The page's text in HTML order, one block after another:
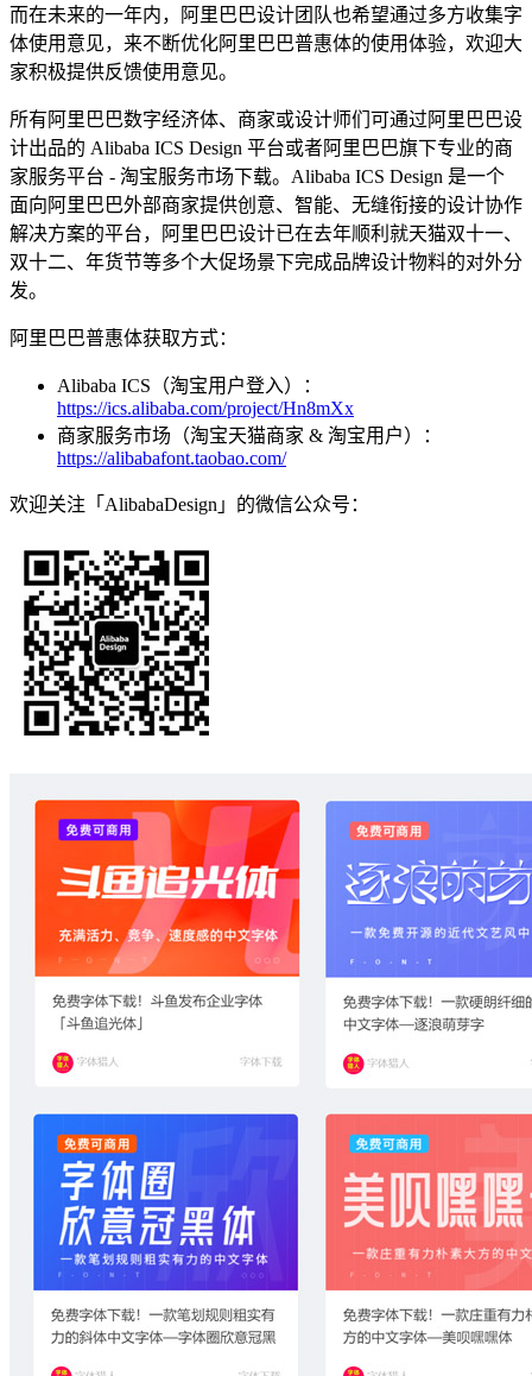
而在未来的一年内，阿里巴巴设计团队也希望通过多方收集字
体使用意见，来不断优化阿里巴巴普惠体的使用体验，欢迎大
家积极提供反馈使用意见。
所有阿里巴巴数字经济体、商家或设计师们可通过阿里巴巴设
计出品的 Alibaba ICS Design 平台或者阿里巴巴旗下专业的商
家服务平台 - 淘宝服务市场下载。Alibaba ICS Design 是一个
面向阿里巴巴外部商家提供创意、智能、无缝衔接的设计协作
解决方案的平台，阿里巴巴设计已在去年顺利就天猫双十一、
双十二、年货节等多个大促场景下完成品牌设计物料的对外分
发。
阿里巴巴普惠体获取方式：
Alibaba ICS（淘宝用户登入）：
https://ics.alibaba.com/project/Hn8mXx
商家服务市场（淘宝天猫商家 & 淘宝用户）：
https://alibabafont.taobao.com/
欢迎关注「AlibabaDesign」的微信公众号：